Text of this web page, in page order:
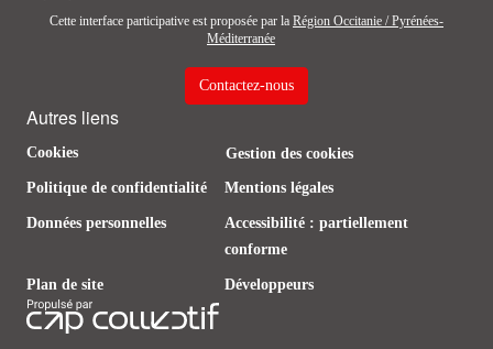
Cette interface participative est proposée par la Région Occitanie / Pyrénées-
Méditerranée
Contactez-nous
Autres liens
Cookies Gestion des cookies
Politique de confidentialité Mentions légales
Données personnelles
Accessibilité : partiellement
conforme
Plan de site Développeurs